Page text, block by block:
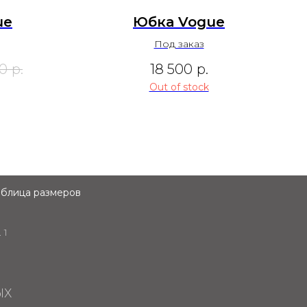
р.
Юбка Vogue
Под заказ
18 500 р.
Out of stock
размеров